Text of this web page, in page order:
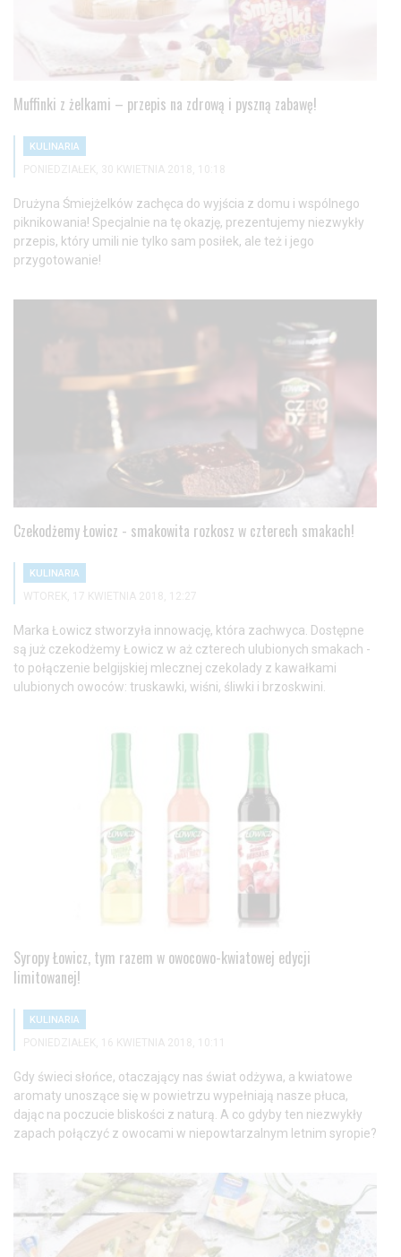
Muffinki z żelkami – przepis na zdrową i pyszną zabawę!
KULINARIA
PONIEDZIAŁEK, 30 KWIETNIA 2018, 10:18
Drużyna Śmiejżelków zachęca do wyjścia z domu i wspólnego
piknikowania! Specjalnie na tę okazję, prezentujemy niezwykły
przepis, który umili nie tylko sam posiłek, ale też i jego
przygotowanie!
Czekodżemy Łowicz - smakowita rozkosz w czterech smakach!
KULINARIA
WTOREK, 17 KWIETNIA 2018, 12:27
Marka Łowicz stworzyła innowację, która zachwyca. Dostępne
są już czekodżemy Łowicz w aż czterech ulubionych smakach -
to połączenie belgijskiej mlecznej czekolady z kawałkami
ulubionych owoców: truskawki, wiśni, śliwki i brzoskwini.
Syropy Łowicz, tym razem w owocowo-kwiatowej edycji
limitowanej!
KULINARIA
PONIEDZIAŁEK, 16 KWIETNIA 2018, 10:11
Gdy świeci słońce, otaczający nas świat odżywa, a kwiatowe
aromaty unoszące się w powietrzu wypełniają nasze płuca,
dając na poczucie bliskości z naturą. A co gdyby ten niezwykły
zapach połączyć z owocami w niepowtarzalnym letnim syropie?